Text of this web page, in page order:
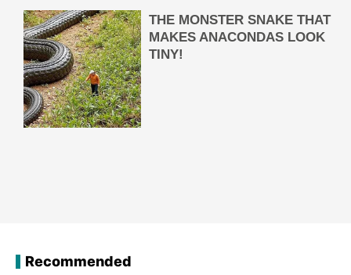
Recommended